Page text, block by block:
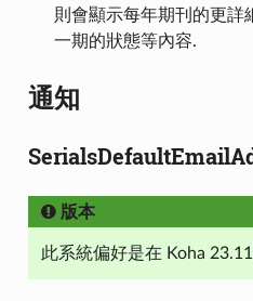
則會顯示每年期刊的更詳
一期的狀態等內容.
通知
版本
此系統偏好是在 Koha